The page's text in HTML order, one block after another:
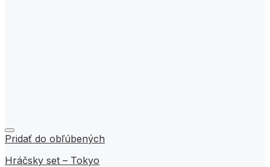
Pridať do obľúbených
Hráčsky set – Tokyo